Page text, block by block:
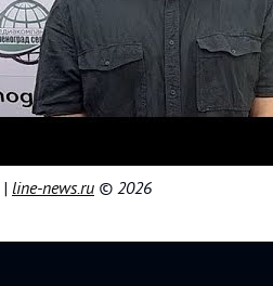
| line-news.ru © 2026